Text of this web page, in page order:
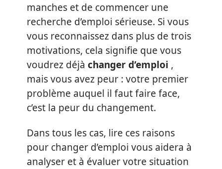
manches et de commencer une
recherche d’emploi sérieuse. Si vous
vous reconnaissez dans plus de trois
motivations, cela signifie que vous
voudrez déjà changer d’emploi ,
mais vous avez peur : votre premier
problème auquel il faut faire face,
c’est la peur du changement.
Dans tous les cas, lire ces raisons
pour changer d’emploi vous aidera à
analyser et à évaluer votre situation